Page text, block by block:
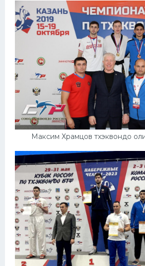
Максим Храмцов тхэквондо